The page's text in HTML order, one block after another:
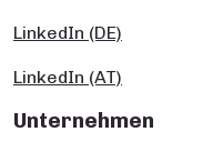
LinkedIn (DE)
LinkedIn (AT)
Unternehmen